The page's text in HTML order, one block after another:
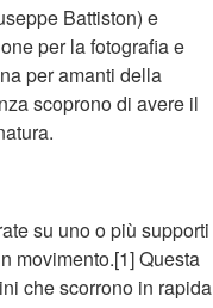
Battiston) e
per la fotografia e
per amanti della
scoprono di avere il
su uno o più supporti
movimento.[1] Questa
che scorrono in rapida